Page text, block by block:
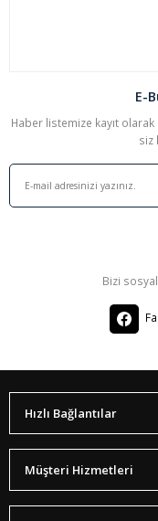
E-
Haber listemize kayıt
siz
Bizi
Hızlı Bağlantılar
Müşteri Hizmetleri